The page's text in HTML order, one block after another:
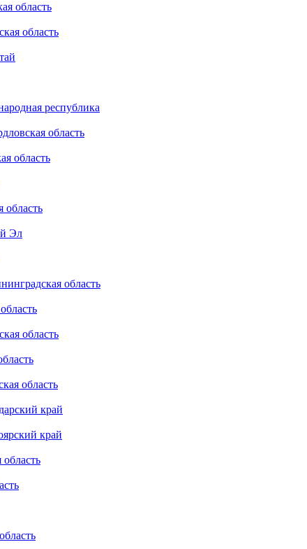
область
область
республика
область
область
область
Эл
область
область
область
край
край